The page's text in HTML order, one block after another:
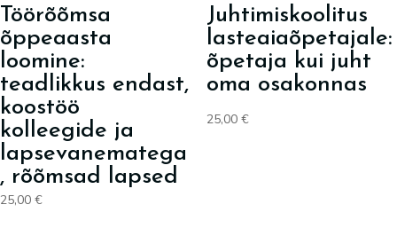
Töörõõmsa
õppeaasta
loomine:
teadlikkus endast,
koostöö
kolleegide ja
lapsevanematega
, rõõmsad lapsed
25,00 €
Juhtimiskoolitus
lasteaiaõpetajale:
õpetaja kui juht
oma osakonnas
25,00 €